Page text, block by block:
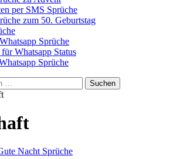
per SMS Sprüche
zum 50. Geburtstag
Sprüche
Whatsapp Status
Sprüche